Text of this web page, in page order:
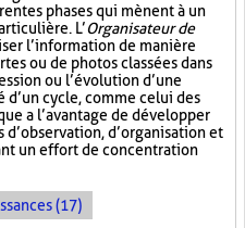
phases qui mènent à un
L’Organisateur de
l’information de manière
ou de photos classées dans
ou l’évolution d’une
cycle, comme celui des
a l’avantage de développer
d’organisation et
un effort de concentration
(17)